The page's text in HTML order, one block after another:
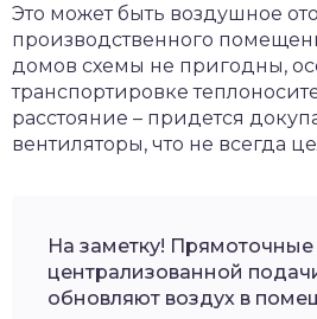
Это может быть воздушное
производственного
домов схемы не пригодны,
транспортировке
расстояние – придется
вентиляторы, что не всегда
На заметку! Прямоточные
централизованной
обновляют воздух в